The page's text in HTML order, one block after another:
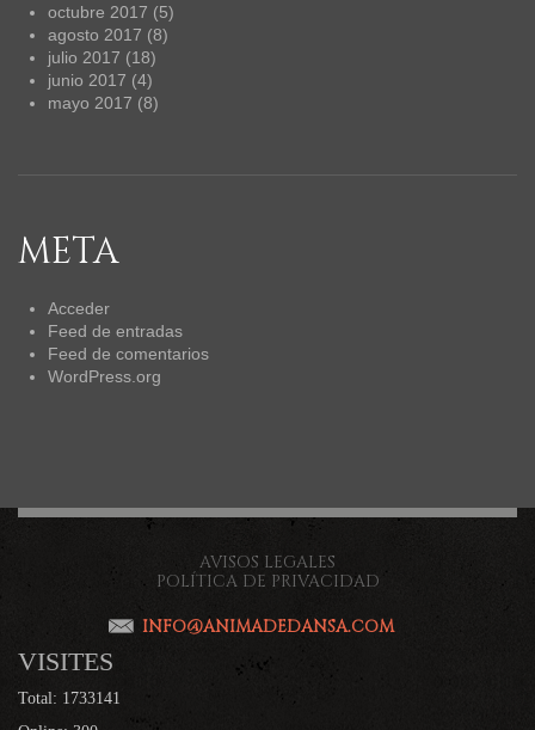
octubre 2017 (5)
agosto 2017 (8)
julio 2017 (18)
junio 2017 (4)
mayo 2017 (8)
META
Acceder
Feed de entradas
Feed de comentarios
WordPress.org
AVISOS LEGALES
POLÍTICA DE PRIVACIDAD
INFO@ANIMADEDANSA.COM
VISITES
Total: 1733141